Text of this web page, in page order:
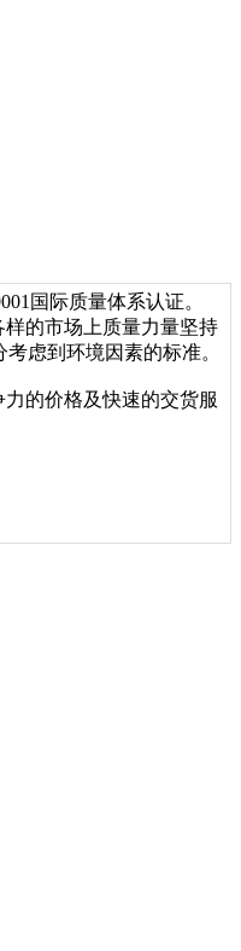
国际质量体系认证。
样的市场上质量力量坚持
虑到环境因素的标准。
的价格及快速的交货服